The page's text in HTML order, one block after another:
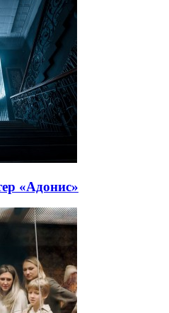
«Адонис»